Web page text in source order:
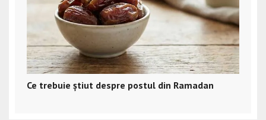
Ce trebuie știut despre postul din Ramadan